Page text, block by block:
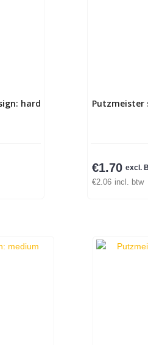
hard Putzmeister
€1.70 excl.
€2.06 incl. btw